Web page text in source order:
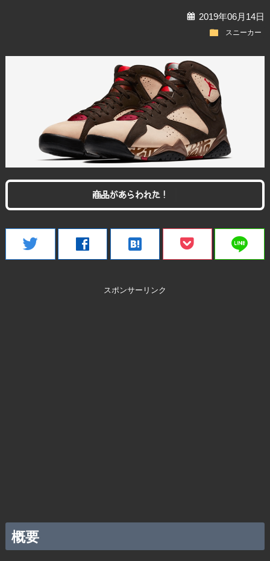
calendar2019年06月14日
folder スニーカー
商品があらわれた！
twitter facebook hatenabookmark line
スポンサーリンク
概要